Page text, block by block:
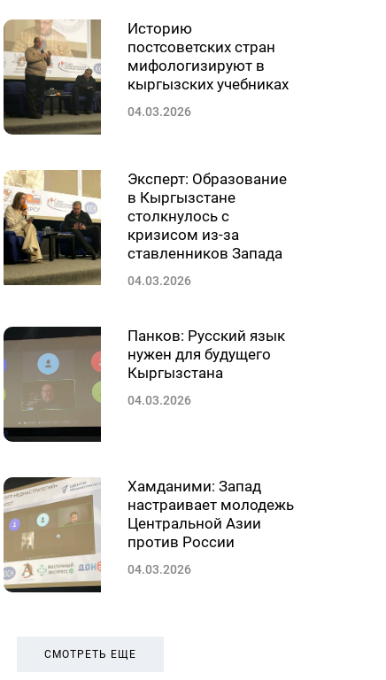
Историю
постсоветских стран
мифологизируют в
кыргызских учебниках
04.03.2026
Эксперт: Образование
в Кыргызстане
столкнулось с
кризисом из-за
ставленников Запада
04.03.2026
Панков: Русский язык
нужен для будущего
Кыргызстана
04.03.2026
Хамданими: Запад
настраивает молодежь
Центральной Азии
против России
04.03.2026
СМОТРЕТЬ ЕЩЕ